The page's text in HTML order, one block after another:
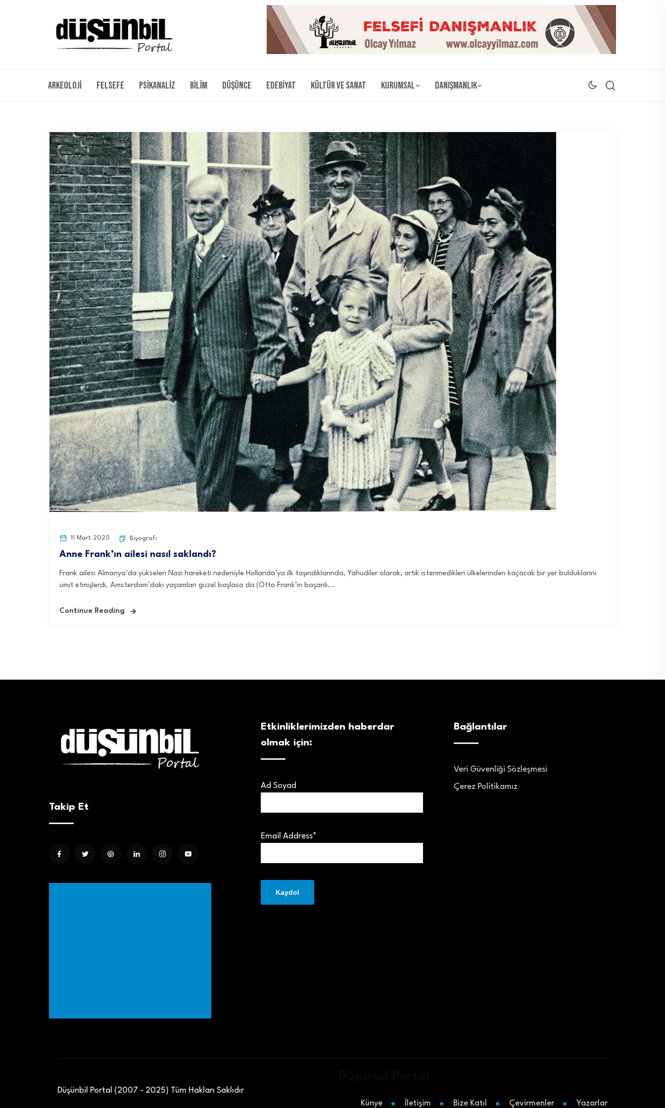
Arkeoloji Felsefe Psikanaliz Bilim Düşünce Edebiyat Kültür ve Sanat Kurumsal Danışmanlık
11 Mart 2020 Biyografi
Anne Frank’ın ailesi nasıl saklandı?
Frank ailesi Almanya’da yükselen Nazi hareketi nedeniyle Hollanda’ya ilk taşındıklarında, Yahudiler olarak, artık istenmedikleri ülkelerinden kaçacak bir yer bulduklarını
ümit etmişlerdi. Amsterdam’daki yaşamları güzel başlasa da (Otto Frank’in başarılı...
Continue Reading
Takip Et
Etkinliklerimizden haberdar
olmak için:
Ad Soyad
Email Address*
Bağlantılar
Veri Güvenliği Sözleşmesi
Çerez Politikamız
Düşünbil Portal (2007 - 2025) Tüm Hakları Saklıdır
Künye İletişim Bize Katıl Çevirmenler Yazarlar